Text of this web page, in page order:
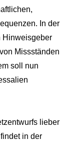
In der
Hinweisgeber
Missständen
soll nun
lieber
in der